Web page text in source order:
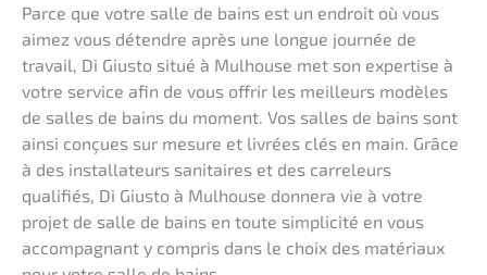
Parce que votre salle de bains est un endroit où vous
aimez vous détendre après une longue journée de
travail, Di Giusto situé à Mulhouse met son expertise à
votre service afin de vous offrir les meilleurs modèles
de salles de bains du moment. Vos salles de bains sont
ainsi conçues sur mesure et livrées clés en main. Grâce
à des installateurs sanitaires et des carreleurs
qualifiés, Di Giusto à Mulhouse donnera vie à votre
projet de salle de bains en toute simplicité en vous
accompagnant y compris dans le choix des matériaux